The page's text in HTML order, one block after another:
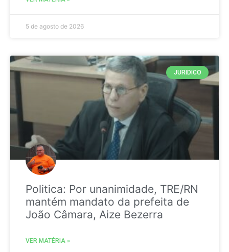
5 de agosto de 2026
JURIDICO
Politica: Por unanimidade, TRE/RN
mantém mandato da prefeita de
João Câmara, Aize Bezerra
VER MATÉRIA »